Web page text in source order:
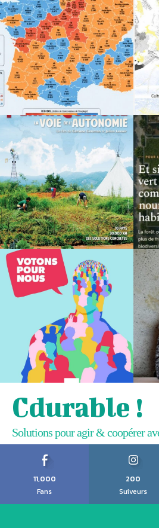
Cdurable !
Solutions pour agir & coopérer
11,000
Fans
200
Suiveurs